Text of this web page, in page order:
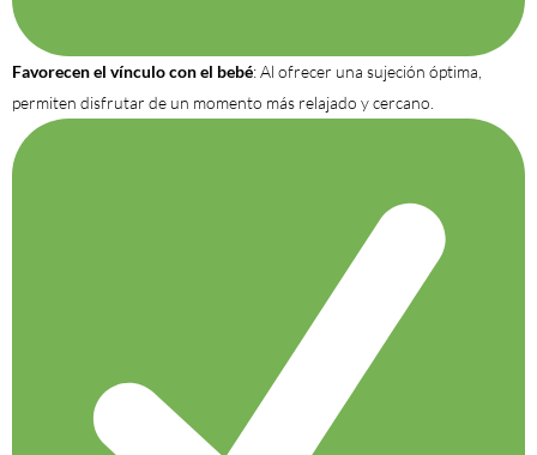
Favorecen el vínculo con el bebé: Al ofrecer una sujeción óptima,
permiten disfrutar de un momento más relajado y cercano.